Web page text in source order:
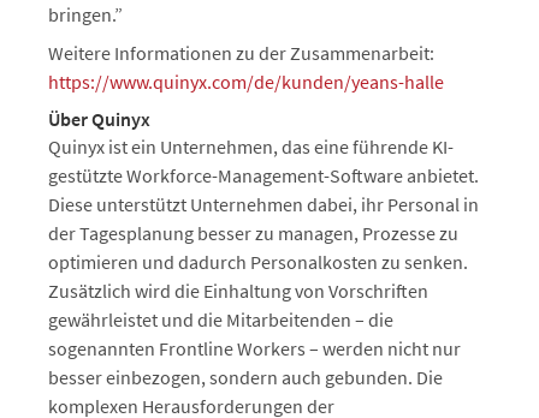
bringen.”
Weitere Informationen zu der Zusammenarbeit:
https://www.quinyx.com/de/kunden/yeans-halle
Über Quinyx
Quinyx ist ein Unternehmen, das eine führende KI-
gestützte Workforce-Management-Software anbietet.
Diese unterstützt Unternehmen dabei, ihr Personal in
der Tagesplanung besser zu managen, Prozesse zu
optimieren und dadurch Personalkosten zu senken.
Zusätzlich wird die Einhaltung von Vorschriften
gewährleistet und die Mitarbeitenden – die
sogenannten Frontline Workers – werden nicht nur
besser einbezogen, sondern auch gebunden. Die
komplexen Herausforderungen der